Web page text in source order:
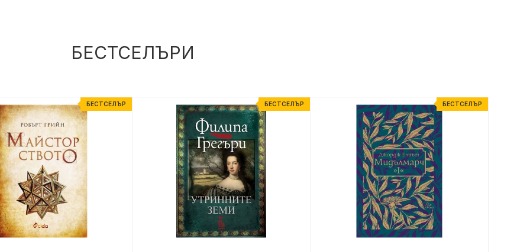
БЕСТСЕЛЪРИ
БЕСТСЕЛЪР БЕСТСЕЛЪР БЕСТСЕЛЪР